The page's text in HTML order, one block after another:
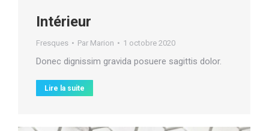
Intérieur
Fresques Par Marion 1 octobre 2020
Donec dignissim gravida posuere sagittis dolor.
Lire la suite